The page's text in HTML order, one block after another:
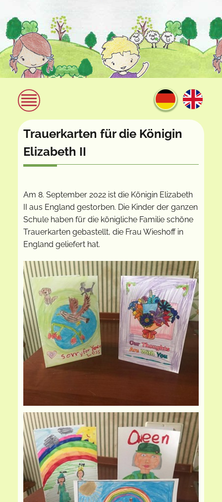
Trauerkarten für die Königin
Elizabeth II
Am 8. September 2022 ist die Königin Elizabeth
II aus England gestorben. Die Kinder der ganzen
Schule haben für die königliche Familie schöne
Trauerkarten gebastellt, die Frau Wieshoff in
England geliefert hat.